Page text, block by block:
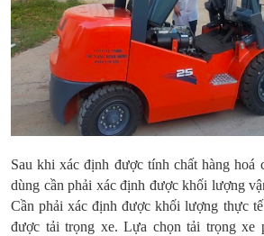
Sau khi xác định được tính chất hàng hoá
dùng cần phải xác định được khối lượng
Cần phải xác định được khối lượng thực
được tải trọng xe. Lựa chọn tải trọng xe